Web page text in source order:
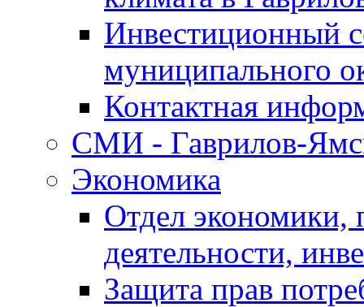
Инвестиционный
муниципального
Контактная
СМИ - Гаврилов-
Экономика
Отдел экономики,
деятельности,
Защита прав